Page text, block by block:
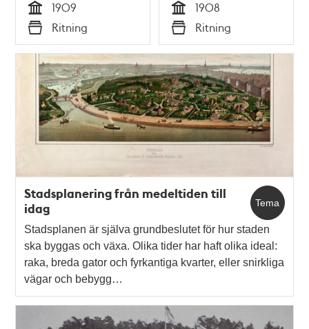
Tid
1909
Typ
Ritning Tid
1908
Typ
Ritning
Tema
Stadsplanering från medeltiden till
idag
Stadsplanen är själva grundbeslutet för hur staden
ska byggas och växa. Olika tider har haft olika ideal:
raka, breda gator och fyrkantiga kvarter, eller snirkliga
vägar och bebygg…